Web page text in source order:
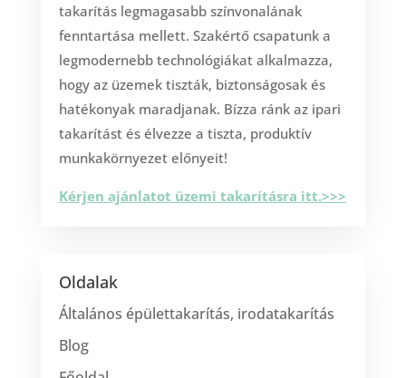
takarítás legmagasabb színvonalának
fenntartása mellett. Szakértő csapatunk a
legmodernebb technológiákat alkalmazza,
hogy az üzemek tiszták, biztonságosak és
hatékonyak maradjanak. Bízza ránk az ipari
takarítást és élvezze a tiszta, produktív
munkakörnyezet előnyeit!
Kérjen ajánlatot üzemi takarításra itt.>>>
Oldalak
Általános épülettakarítás, irodatakarítás
Blog